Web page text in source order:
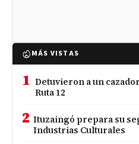
MÁS VISTAS
1 Detuvieron a un
Ruta 12
2 Ituzaingó prepara su
Industrias Culturales